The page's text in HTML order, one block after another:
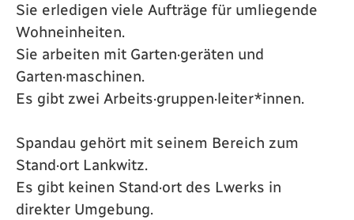
Sie erledigen viele Aufträge für umliegende
Wohneinheiten.
Sie arbeiten mit Garten·geräten und
Garten·maschinen.
Es gibt zwei Arbeits·gruppen·leiter*innen.
Spandau gehört mit seinem Bereich zum
Stand·ort Lankwitz.
Es gibt keinen Stand·ort des Lwerks in
direkter Umgebung.